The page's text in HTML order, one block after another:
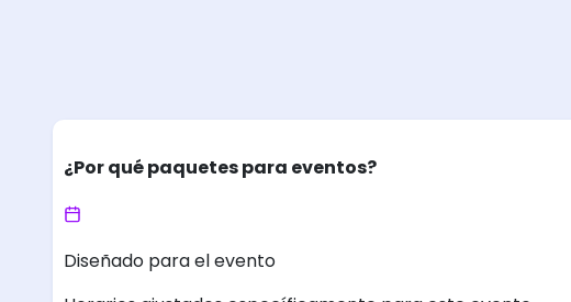
¿Por qué paquetes para eventos?
Diseñado para el evento